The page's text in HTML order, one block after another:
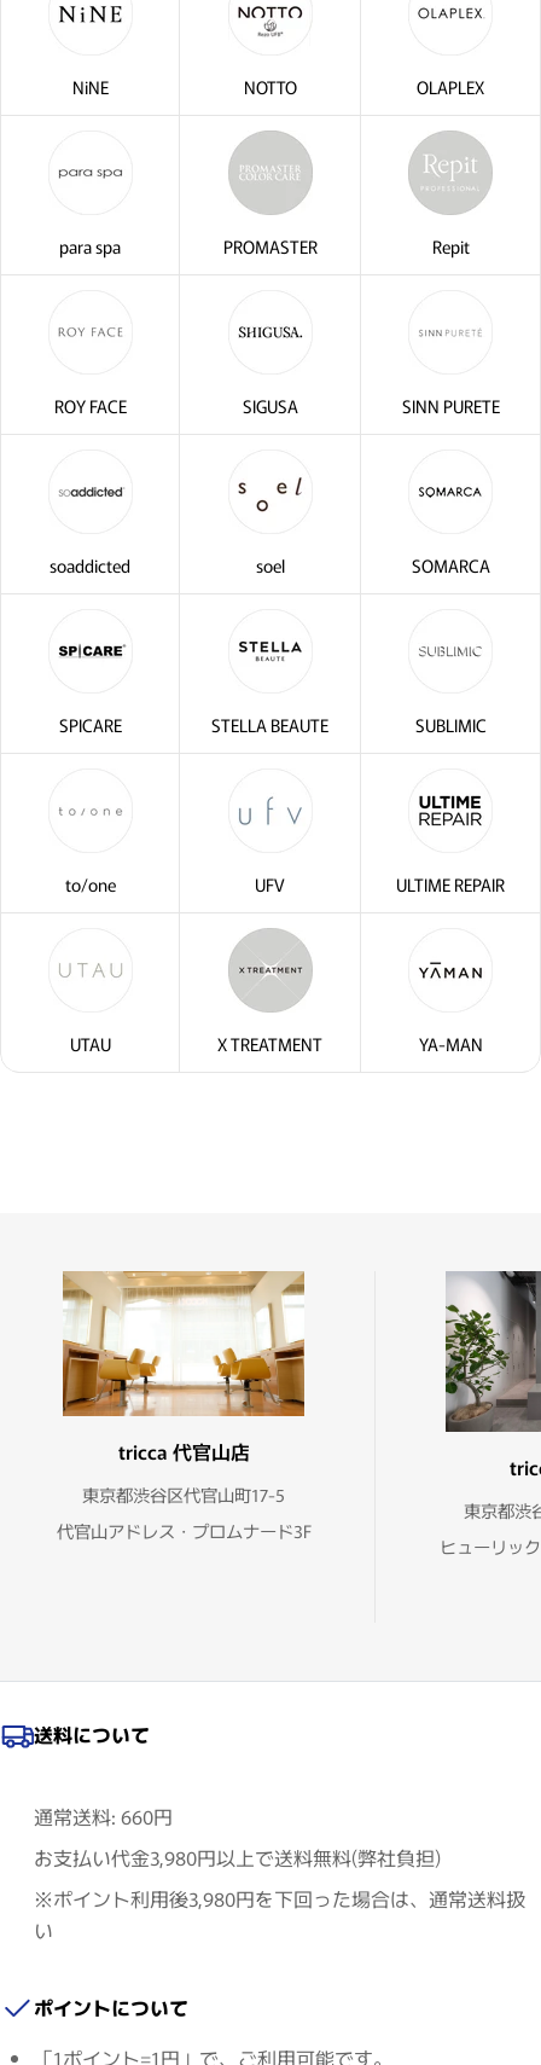
NiNE NOTTO OLAPLEX
para spa PROMASTER Repit
ROY FACE SIGUSA SINN PURETE
soaddicted soel SOMARCA
SPICARE STELLA BEAUTE SUBLIMIC
to/one UFV ULTIME REPAIR
UTAU X TREATMENT YA-MAN
tricca 代官山店
東京都渋谷区代官山町17-5
代官山アドレス・プロムナード3F
東京都渋
ヒューリッ
送料について
通常送料: 660円
お支払い代金3,980円以上で送料無料(弊社負担)
※ポイント利用後3,980円を下回った場合は、通常送料扱
い
ポイントについて
「1ポイント=1円」で、ご利用可能です。